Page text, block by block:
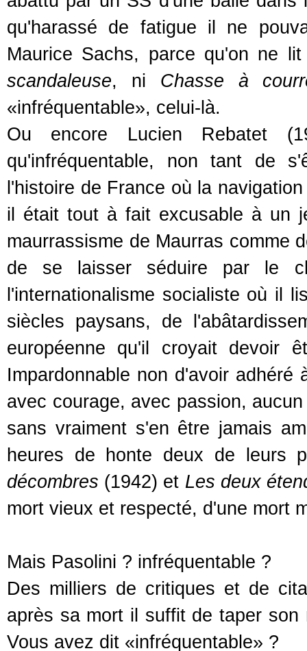
qu'harassé de fatigue il ne
Maurice Sachs, parce qu'on ne
scandaleuse, ni Chasse à
«infréquentable», celui-là.
Ou encore Lucien Rebatet
qu'infréquentable, non tant de
l'histoire de France où la
il était tout à fait excusable à un
maurrassisme de Maurras comme
de se laisser séduire par le
l'internationalisme socialiste où il
siècles paysans, de
européenne qu'il croyait devoir
Impardonnable non d'avoir
avec courage, avec passion,
sans vraiment s'en être jamais
heures de honte deux de leurs
décombres (1942) et Les deux
mort vieux et respecté, d'une mort
Mais Pasolini ? infréquentable ?
Des milliers de critiques et de
après sa mort il suffit de taper
Vous avez dit «infréquentable» ?